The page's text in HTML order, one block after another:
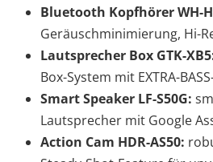
Bluetooth Kopfhörer WH-
Geräuschminimierung, Hi-
Lautsprecher Box GTK-
Box-System mit EXTRA-
Smart Speaker LF-S50G:
Lautsprecher mit Google
Action Cam HDR-AS50: